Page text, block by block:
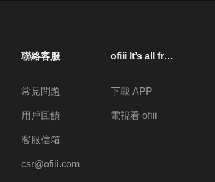
聯絡客服
常見問題
用戶回饋
客服信箱
csr@ofiii.com
ofiii lt’s all free
下載 APP
電視看 ofiii